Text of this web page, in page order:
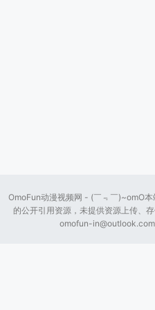
OmoFun动漫视频网 - (￣﹃￣)~omO
的公开引用资源，未提供资源上传、
omofun-in@outlook.com